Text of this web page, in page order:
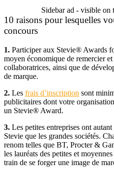
Sidebar ad - visible on
10 raisons pour lesquelles
concours
1. Participer aux Stevie® Awards
moyen économique de remercier
collaboratrices, ainsi que de
de marque.
2. Les frais d’inscription sont
publicitaires dont votre
un Stevie® Award.
3. Les petites entreprises ont
Stevie que les grandes sociétés.
renom telles que BT, Procter &
les lauréats des petites et
train de se forger une image de